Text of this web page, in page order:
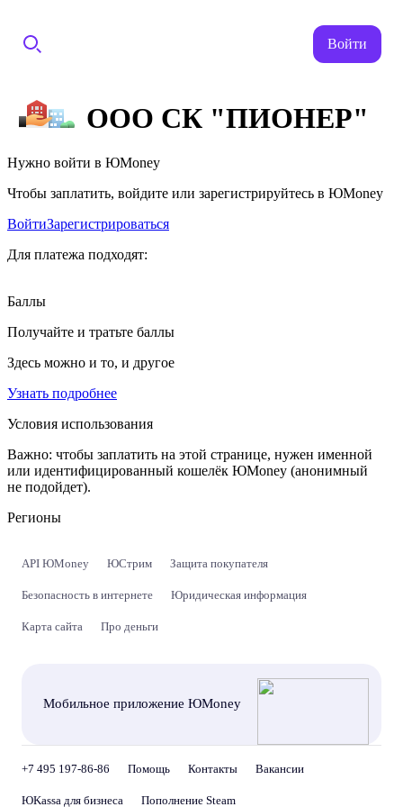
Войти
ООО СК "ПИОНЕР"
Нужно войти в ЮMoney
Чтобы заплатить, войдите или зарегистрируйтесь в ЮMoney
ВойтиЗарегистрироваться
Для платежа подходят:
Баллы
Получайте и тратьте баллы
Здесь можно и то, и другое
Узнать подробнее
Условия использования
Важно: чтобы заплатить на этой странице, нужен именной
или идентифицированный кошелёк ЮMoney (анонимный
не подойдет).
Регионы
API ЮMoney ЮСтрим Защита покупателя
Безопасность в интернете Юридическая информация
Карта сайта Про деньги
Мобильное приложение ЮMoney
+7 495 197-86-86 Помощь Контакты Вакансии
ЮKassa для бизнеса Пополнение Steam